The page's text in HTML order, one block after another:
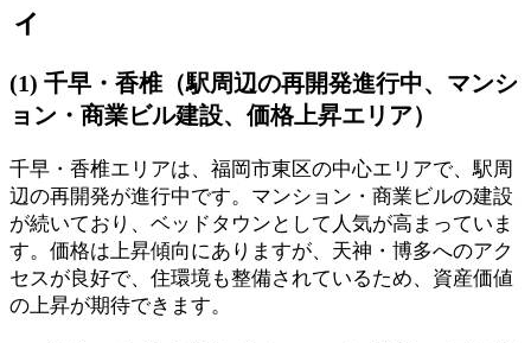
ィ
(1) 千早・香椎（駅周辺の再開発進行中、マンシ
ョン・商業ビル建設、価格上昇エリア）
千早・香椎エリアは、福岡市東区の中心エリアで、駅周
辺の再開発が進行中です。マンション・商業ビルの建設
が続いており、ベッドタウンとして人気が高まっていま
す。価格は上昇傾向にありますが、天神・博多へのアク
セスが良好で、住環境も整備されているため、資産価値
の上昇が期待できます。